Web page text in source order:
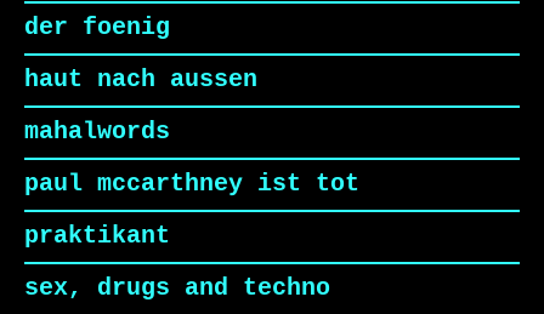
der foenig
haut nach aussen
mahalwords
paul mccarthney ist tot
praktikant
sex, drugs and techno